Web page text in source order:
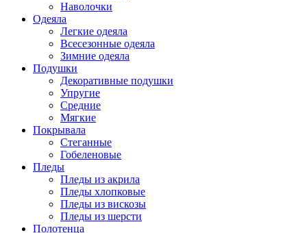
Наволочки
Одеяла
Легкие одеяла
Всесезонные одеяла
Зимние одеяла
Подушки
Декоративные подушки
Упругие
Средние
Мягкие
Покрывала
Стеганные
Гобеленовые
Пледы
Пледы из акрила
Пледы хлопковые
Пледы из вискозы
Пледы из шерсти
Полотенца